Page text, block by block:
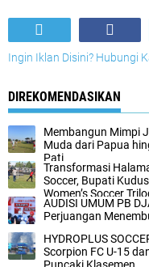
Ingin Iklan Disini? Hubungi
DIREKOMENDASIKAN
Membangun Mimpi
Muda dari Papua
Pati
Transformasi
Soccer, Bupati
Women’s Soccer
AUDISI UMUM PB
Perjuangan
HYDROPLUS
Scorpion FC U-15